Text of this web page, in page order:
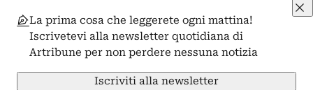
© 2011-2026 ARTRIBUNE srl – Corso Vittorio Emanuele II, 287 –
00186 Roma - P.I. 11381581005
Privacy: Responsabile della protezione dei dati personali
ARTRIBUNE srl – Corso Vittorio Emanuele II, 287 – 00186 Roma
La prima cosa che leggerete ogni mattina!
Iscrivetevi alla newsletter quotidiana di
Artribune per non perdere nessuna notizia
Iscriviti alla newsletter